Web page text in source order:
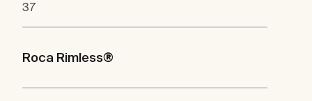
37
Roca Rimless®